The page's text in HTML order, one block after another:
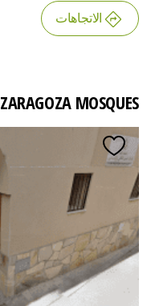
الاتجاهات
ZARAGOZA MOSQUES